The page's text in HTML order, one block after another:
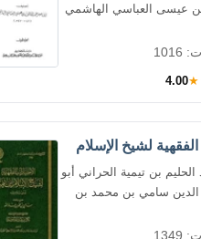
عيسى العباسي الهاشمي
4.00
الفقهية لشيخ الإسلام
بن تيمية الحراني أبو
الدين سامي بن محمد بن